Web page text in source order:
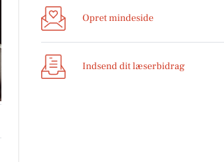
Opret mindeside
Indsend dit læserbidrag